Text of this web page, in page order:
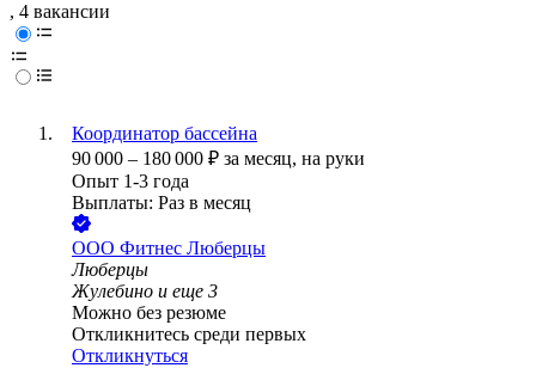
, 4 вакансии
Координатор бассейна
90 000 – 180 000 ₽ за месяц, на руки
Опыт 1-3 года
Выплаты: Раз в месяц
ООО Фитнес Люберцы
Люберцы
Жулебино и еще 3
Можно без резюме
Откликнитесь среди первых
Откликнуться